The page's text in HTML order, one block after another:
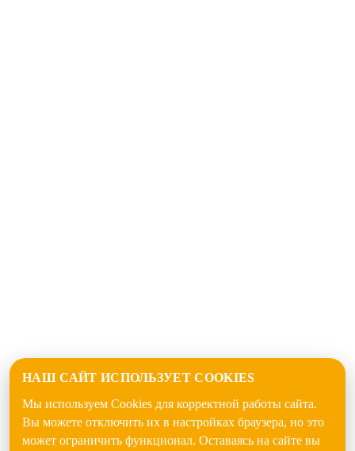
НАШ САЙТ ИСПОЛЬЗУЕТ COOKIES
Мы используем Cookies для корректной работы сайта.
Вы можете отключить их в настройках браузера, но это
может ограничить функционал. Оставаясь на сайте вы